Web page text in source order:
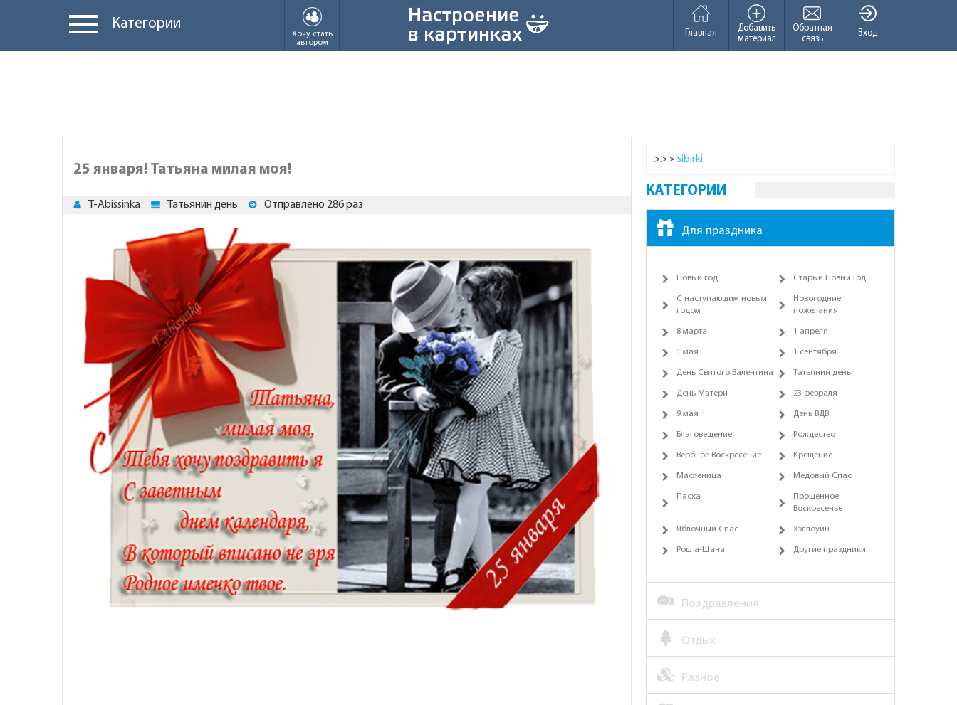
Категории
Хочу стать
автором
Вход
Обратная
связь
Добавить
материал
Главная
25 января! Татьяна милая моя!
T-Abissinka Татьянин день Отправлено 286 раз
>>> sibirki
КАТЕГОРИИ
Для праздника
Новый год Старый Новый Год
С наступающим новым
годом
Новогодние
пожелания
8 марта 1 апреля
1 мая 1 сентября
День Святого Валентина Татьянин день
День Матери 23 февраля
9 мая День ВДВ
Благовещение Рождество
Вербное Воскресение Крещение
Масленица Медовый Спас
Пасха
Прощенное
Воскресенье
Яблочный Спас Хэллоуин
Рош а-Шана Другие праздники
Поздравления
Отдых
Разное